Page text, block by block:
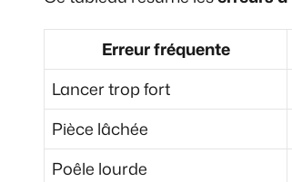
Erreur fréquente
Lancer trop fort
Pièce lâchée
Poêle lourde